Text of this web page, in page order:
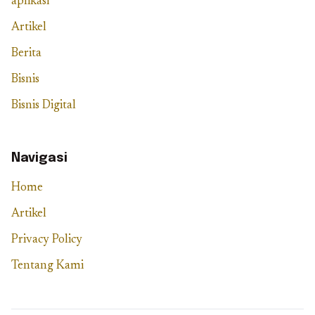
Artikel
Berita
Bisnis
Bisnis Digital
Navigasi
Home
Artikel
Privacy Policy
Tentang Kami